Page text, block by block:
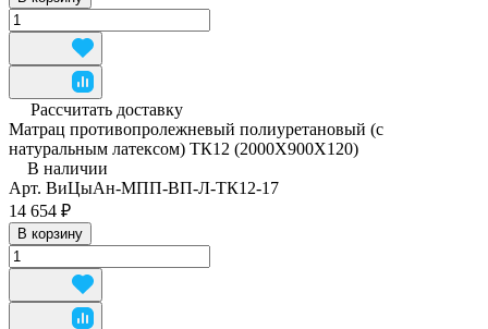
Рассчитать доставку
Матрац противопролежневый полиуретановый (с
натуральным латексом) ТК12 (2000Х900Х120)
В наличии
Арт. ВиЦыАн-МПП-ВП-Л-ТК12-17
14 654 ₽
В корзину